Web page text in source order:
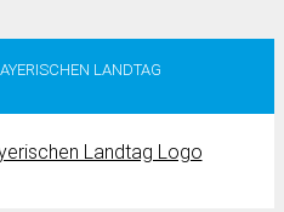
LANDTAG